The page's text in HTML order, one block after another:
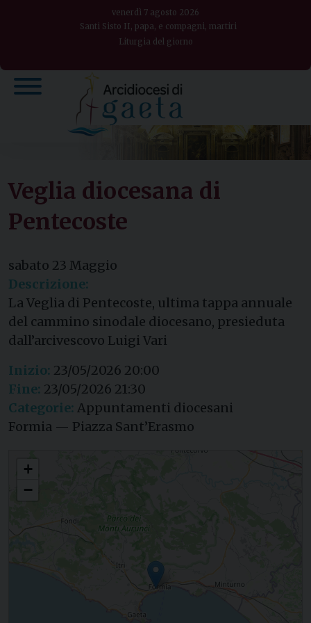
venerdì 7 agosto 2026
Santi Sisto II, papa, e compagni, martiri
Liturgia del giorno
Veglia diocesana di
Pentecoste
sabato 23 Maggio
Descrizione:
La Veglia di Pentecoste, ultima tappa annuale
del cammino sinodale diocesano, presieduta
dall’arcivescovo Luigi Vari
Inizio: 23/05/2026 20:00
Fine: 23/05/2026 21:30
Categorie: Appuntamenti diocesani
Formia — Piazza Sant’Erasmo
+
−